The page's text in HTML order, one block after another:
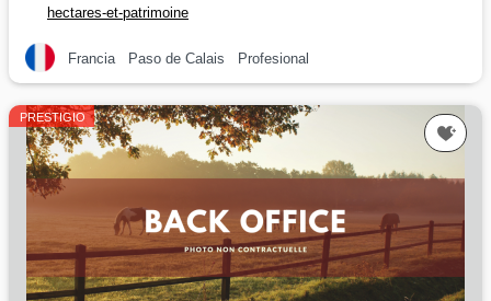
hectares-et-patrimoine
Francia Paso de Calais Profesional
PRESTIGIO